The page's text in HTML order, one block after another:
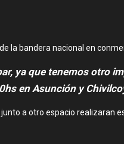
la bandera nacional en
ya que tenemos otro
en Asunción y
a otro espacio realizaran